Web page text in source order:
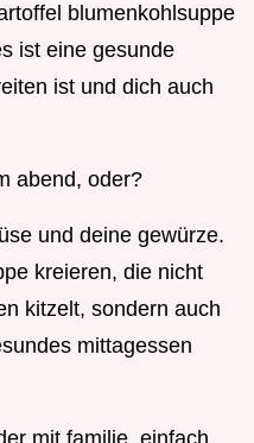
blumenkohlsuppe
ist eine gesunde
ist und dich auch
abend, oder?
und deine gewürze.
kreieren, die nicht
kitzelt, sondern auch
mittagessen